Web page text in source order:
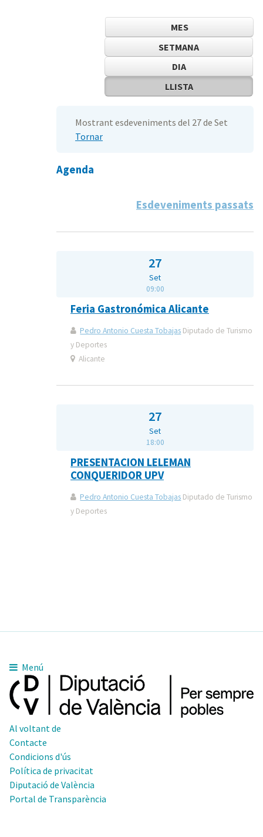
MES
SETMANA
DIA
LLISTA
Mostrant esdeveniments del 27 de Set
Tornar
Agenda
Esdeveniments passats
27
Set
09:00
Feria Gastronómica Alicante
Pedro Antonio Cuesta Tobajas Diputado de Turismo
y Deportes
Alicante
27
Set
18:00
PRESENTACION LELEMAN
CONQUERIDOR UPV
Pedro Antonio Cuesta Tobajas Diputado de Turismo
y Deportes
Menú
Al voltant de
Contacte
Condicions d'ús
Política de privacitat
Diputació de València
Portal de Transparència